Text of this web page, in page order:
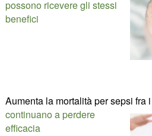
possono ricevere gli stessi
benefici
Aumenta la mortalità per sepsi fra
continuano a perdere
efficacia